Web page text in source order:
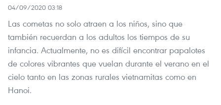
04/09/2020 03:18
Las cometas no solo atraen a los niños, sino que
también recuerdan a los adultos los tiempos de su
infancia. Actualmente, no es difícil encontrar papalotes
de colores vibrantes que vuelan durante el verano en el
cielo tanto en las zonas rurales vietnamitas como en
Hanoi.